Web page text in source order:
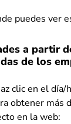
puedes ver
a partir
de los
clic en el día/
obtener más
en la web: